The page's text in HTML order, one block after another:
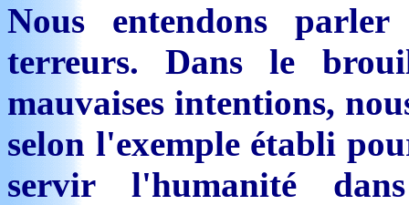
Nous entendons
terreurs. Dans le
mauvaises intentions,
selon l'exemple établi
servir l'humanité